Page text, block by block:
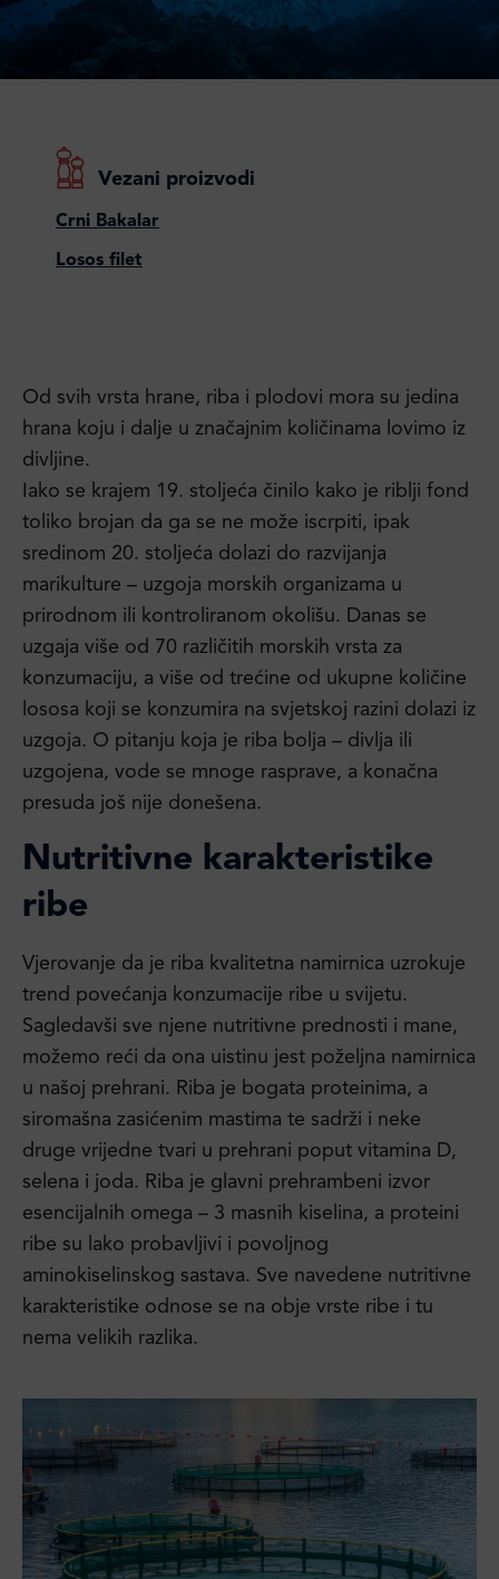
Vezani proizvodi
Crni Bakalar
Losos filet
Od svih vrsta hrane, riba i plodovi mora su jedina
hrana koju i dalje u značajnim količinama lovimo iz
divljine.
Iako se krajem 19. stoljeća činilo kako je riblji fond
toliko brojan da ga se ne može iscrpiti, ipak
sredinom 20. stoljeća dolazi do razvijanja
marikulture – uzgoja morskih organizama u
prirodnom ili kontroliranom okolišu. Danas se
uzgaja više od 70 različitih morskih vrsta za
konzumaciju, a više od trećine od ukupne količine
lososa koji se konzumira na svjetskoj razini dolazi iz
uzgoja. O pitanju koja je riba bolja – divlja ili
uzgojena, vode se mnoge rasprave, a konačna
presuda još nije donešena.
Nutritivne karakteristike
ribe
Vjerovanje da je riba kvalitetna namirnica uzrokuje
trend povećanja konzumacije ribe u svijetu.
Sagledavši sve njene nutritivne prednosti i mane,
možemo reći da ona uistinu jest poželjna namirnica
u našoj prehrani. Riba je bogata proteinima, a
siromašna zasićenim mastima te sadrži i neke
druge vrijedne tvari u prehrani poput vitamina D,
selena i joda. Riba je glavni prehrambeni izvor
esencijalnih omega – 3 masnih kiselina, a proteini
ribe su lako probavljivi i povoljnog
aminokiselinskog sastava. Sve navedene nutritivne
karakteristike odnose se na obje vrste ribe i tu
nema velikih razlika.